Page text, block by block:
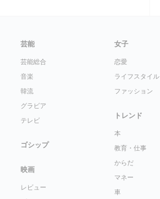
芸能
芸能総合
音楽
韓流
グラビア
テレビ
ゴシップ
映画
レビュー
女子
恋愛
ライフスタイル
ファッション
トレンド
本
教育・仕事
からだ
マネー
車